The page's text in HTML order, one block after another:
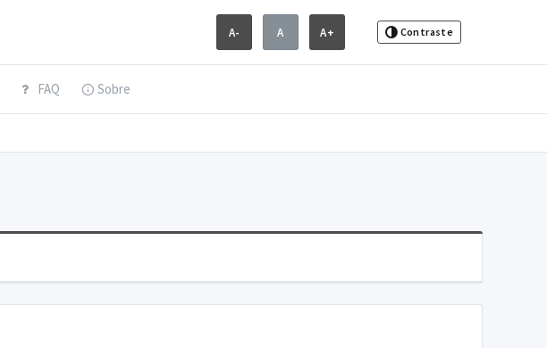
A- A A+ Contraste
FAQ Sobre